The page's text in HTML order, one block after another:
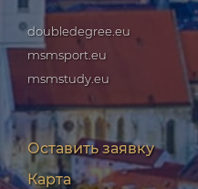
doubledegree.eu
msmsport.eu
msmstudy.eu
Оставить заявку
Карта